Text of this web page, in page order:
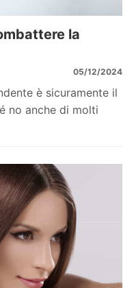
la
05/12/2024
è sicuramente il
no anche di molti